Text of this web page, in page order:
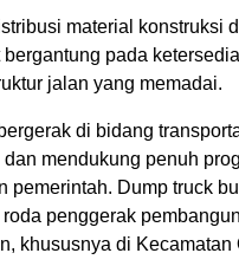
material konstruksi
pada
jalan yang memadai.
di bidang
mendukung penuh
pemerintah. Dump truck
penggerak
khususnya di Kecamatan